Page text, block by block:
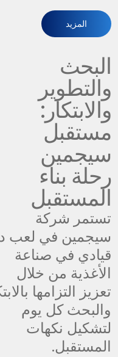
المزيد
البحث
والتطوير
والابتكار:
مستقبل
سيجمين
رحلة بناء
المستقبل
تستمر شركة
سيجمين في لعب
قيادي في صناعة
الأغذية من خلال
تعزيز التزامها
والبحث كل يوم
لتشكيل نكهات
المستقبل.